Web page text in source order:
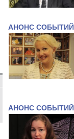
АНОНС СОБЫТИЙ
АНОНС СОБЫТИЙ